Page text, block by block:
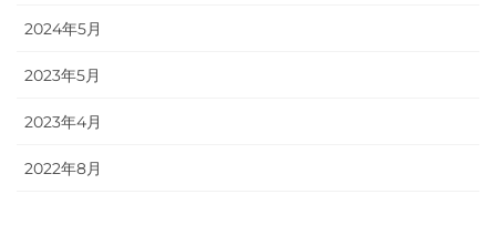
2024年5月
2023年5月
2023年4月
2022年8月